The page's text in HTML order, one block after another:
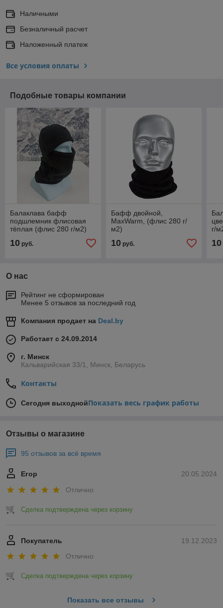
Наличными
Безналичный расчет
Наложенный платеж
Все условия оплаты
Подобные товары компании
Балаклава бафф
подшлемник флисовая
тёплая (флис 280 г/м2)
10 руб.
Бафф двойной,
MaxWarm, (флис 280 г/
м2)
10руб.
г/
10
О нас
Рейтинг не сформирован
Менее 5 отзывов за последний год
Компания продает на Deal.by
Работает с 24.09.2014
г. Минск
Кальварийская 33/1, Минск, Беларусь
Контакты
Сегодня выходнойПоказать весь график работы
Отзывы о магазине
95 отзывов за всё время
20.05.2024
Егор
Отлично
Сделка подтверждена через корзину
19.12.2023
Покупатель
Отлично
Сделка подтверждена через корзину
Показать все отзывы